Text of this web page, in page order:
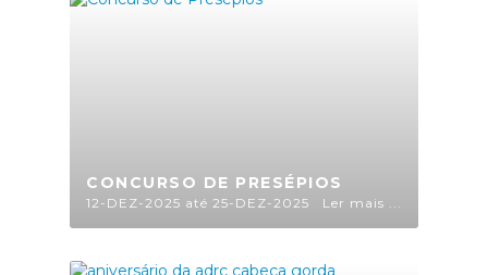
CONCURSO DE PRESÉPIOS
12-DEZ-2025 até 25-DEZ-2025 Ler mais ...